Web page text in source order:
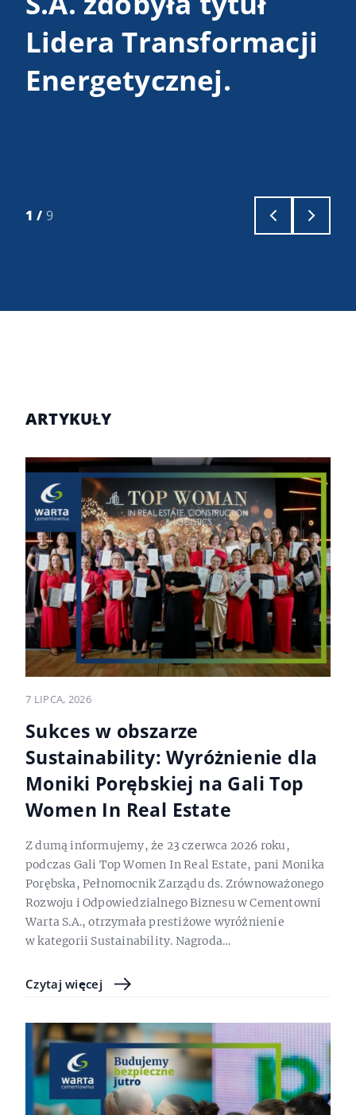
Lidera Transformacji
Energetycznej.
1 / 9
ARTYKUŁY
Sukces w obszarze
Sustainability: Wyróżnienie dla
Moniki Porębskiej na Gali Top
Women In Real Estate
7 LIPCA, 2026
Z dumą informujemy, że 23 czerwca 2026 roku,
podczas Gali Top Women In Real Estate, pani Monika
Porębska, Pełnomocnik Zarządu ds. Zrównoważonego
Rozwoju i Odpowiedzialnego Biznesu w Cementowni
Warta S.A., otrzymała prestiżowe wyróżnienie
w kategorii Sustainability. Nagroda…
Czytaj więcej